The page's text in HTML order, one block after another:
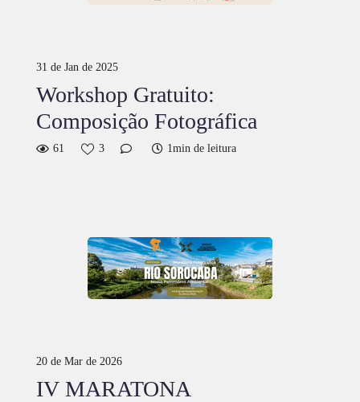
31 de Jan de 2025
Workshop Gratuito:
Composição Fotográfica
61 3 1min de leitura
20 de Mar de 2026
IV MARATONA